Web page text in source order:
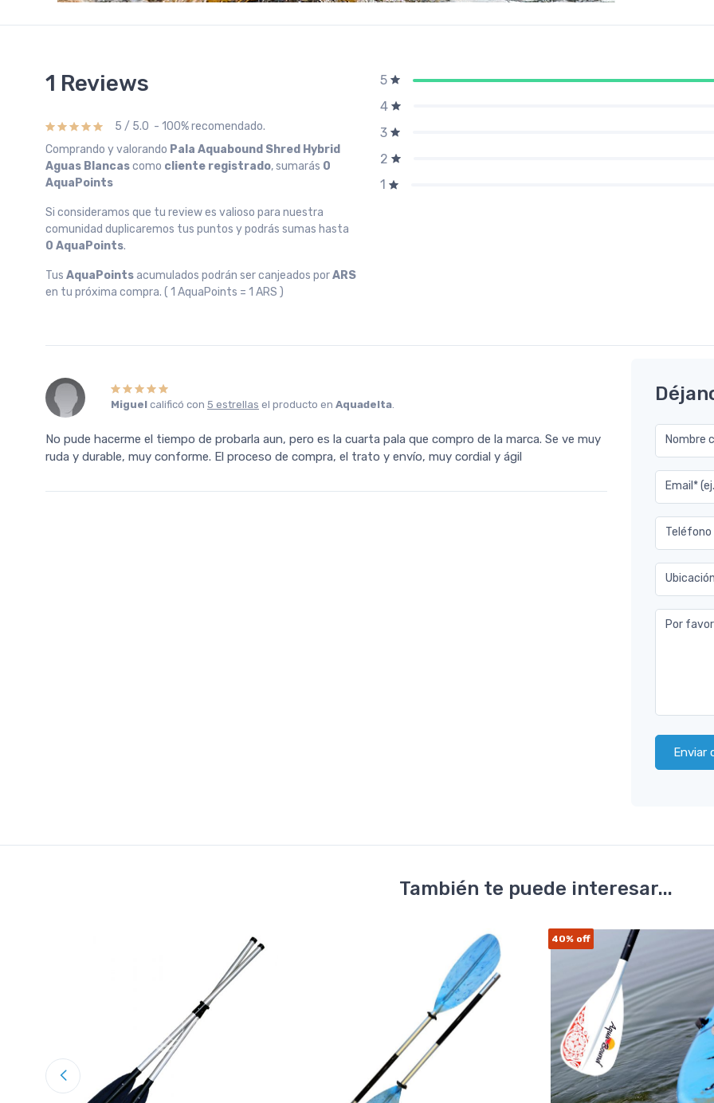
1 Reviews
5 / 5.0 - 100% recomendado.
Comprando y valorando Pala Aquabound Shred Hybrid
Aguas Blancascomo cliente registrado, sumarás 0
AquaPoints
Si consideramos que tu review es valioso para nuestra
comunidad duplicaremos tus puntos y podrás sumas hasta
0 AquaPoints.
Tus AquaPointsacumulados podrán ser canjeados porARS
en tu próxima compra. ( 1 AquaPoints = 1 ARS )
5
4
3
2
1
Miguel calificó con 5 estrellas el producto en Aquadelta.
No pude hacerme el tiempo de probarla aun, pero es la cuarta pala que compro de la marca. Se ve muy
ruda y durable, muy conforme. El proceso de compra, el trato y envío, muy cordial y ágil
Nombre
Email*
Teléfono
Ubicación
Por
Enviar
También te puede interesar...
40% off